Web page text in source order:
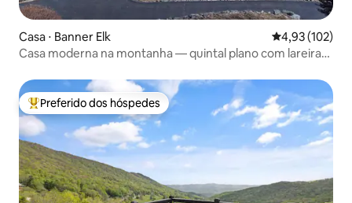
Casa ⋅ Banner Elk 4,93 de uma
4,93 (102)
Casa moderna na montanha — quintal plano com lareira
Entre os melhores preferidos dos hóspedes
Preferido dos hóspedes